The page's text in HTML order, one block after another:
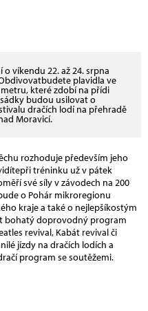
víkendu 22. až 24. srpna
plavidla ve
které zdobí na přídi
budou usilovat o
dračích lodí na přehradě
Moravicí.
rozhoduje především jeho
tréninku už v pátek
své síly v závodech na 200
o Pohár mikroregionu
kraje a také o nejlepšíkostým
bohatý doprovodný program
revival, Kabát revival či
jízdy na dračích lodích a
program se soutěžemi.